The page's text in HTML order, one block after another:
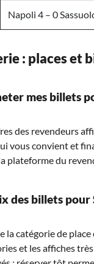
Napoli 4 – 0
: places et
mes billets
des revendeurs
vous convient et
plateforme du
des billets pour
la catégorie de
et les affiches